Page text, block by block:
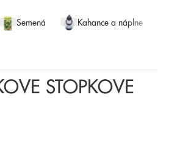
Semená Kahance a náplne
STOPKOVE